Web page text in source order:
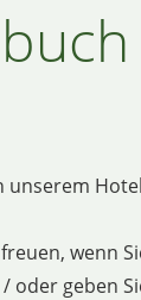
unserem
wenn
oder geben